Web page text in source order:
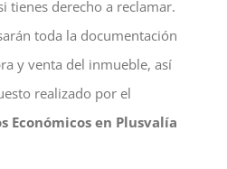
tienes derecho a reclamar.
toda la documentación
y venta del inmueble, así
realizado por el
Económicos en Plusvalía